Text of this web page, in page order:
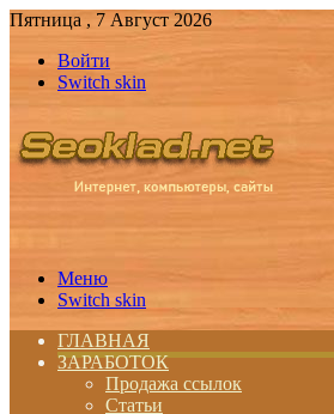
Пятница , 7 Август 2026
Войти
Switch skin
Меню
Switch skin
ГЛАВНАЯ
ЗАРАБОТОК
Продажа ссылок
Статьи